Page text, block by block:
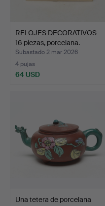
RELOJES DECORATIVOS
16 piezas, porcelana.
Subastado 2 mar 2026
4 pujas
64 USD
Una tetera de porcelana